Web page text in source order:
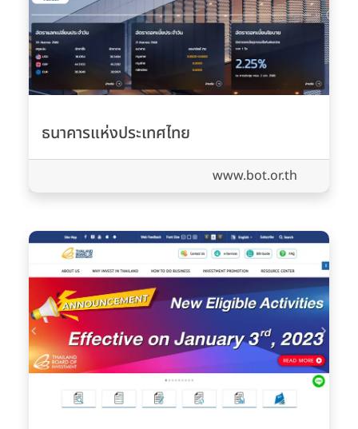
ธนาคารแห่งประเทศไทย
www.bot.or.th